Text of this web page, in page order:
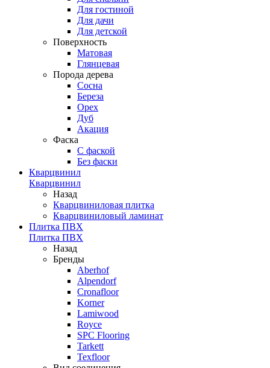
Для гостиной
Для дачи
Для детской
Поверхность
Матовая
Глянцевая
Порода дерева
Сосна
Береза
Орех
Дуб
Акация
Фаска
С фаской
Без фаски
Кварцвинил
Кварцвинил
Назад
Кварцвиниловая плитка
Кварцвиниловый ламинат
Плитка ПВХ
Плитка ПВХ
Назад
Бренды
Aberhof
Alpendorf
Cronafloor
Korner
Lamiwood
Royce
SPC Flooring
Tarkett
Texfloor